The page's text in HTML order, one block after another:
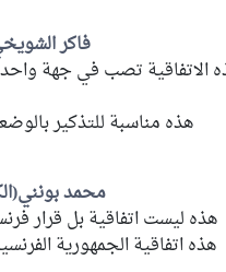
فاكر
الاتفاقية تصب في جهة
هذه مناسبة للتذكير
محمد
هذه ليست اتفاقية بل قرار
هذه اتفاقية الجمهورية